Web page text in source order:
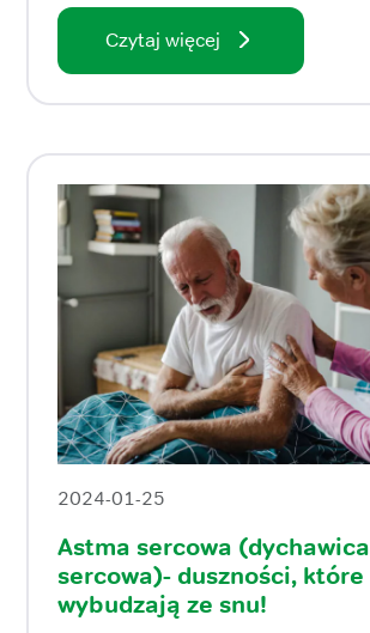
Czytaj więcej
2024-01-25
Astma sercowa (dychawica
sercowa)- duszności, które
wybudzają ze snu!